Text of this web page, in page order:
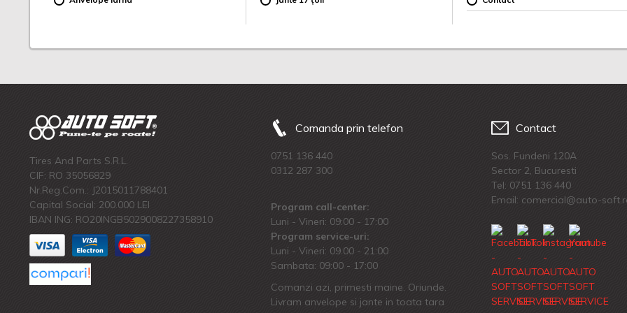
Tires And Parts S.R.L.
CIF: RO 35056829
Nr.Reg.Com.: J2015011788401
Capital Social: 200.000 LEI
IBAN ING: RO20INGB5029008227358910
Comanda prin telefon
0751 136 440
0312 287 300
Program call-center:
Luni - Vineri: 09:00 - 17:00
Program service-uri:
Luni - Vineri: 09.00 - 21:00
Sambata: 09:00 - 17:00
Comanzi azi, primesti maine. Oriunde.
Livram anvelope si jante in toata tara
Contact
Sos. Fundeni 120A
Sector 2, Bucuresti
Tel: 0751 136 440
Email: comercial@auto-